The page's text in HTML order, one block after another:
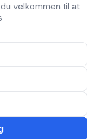
velkommen til at